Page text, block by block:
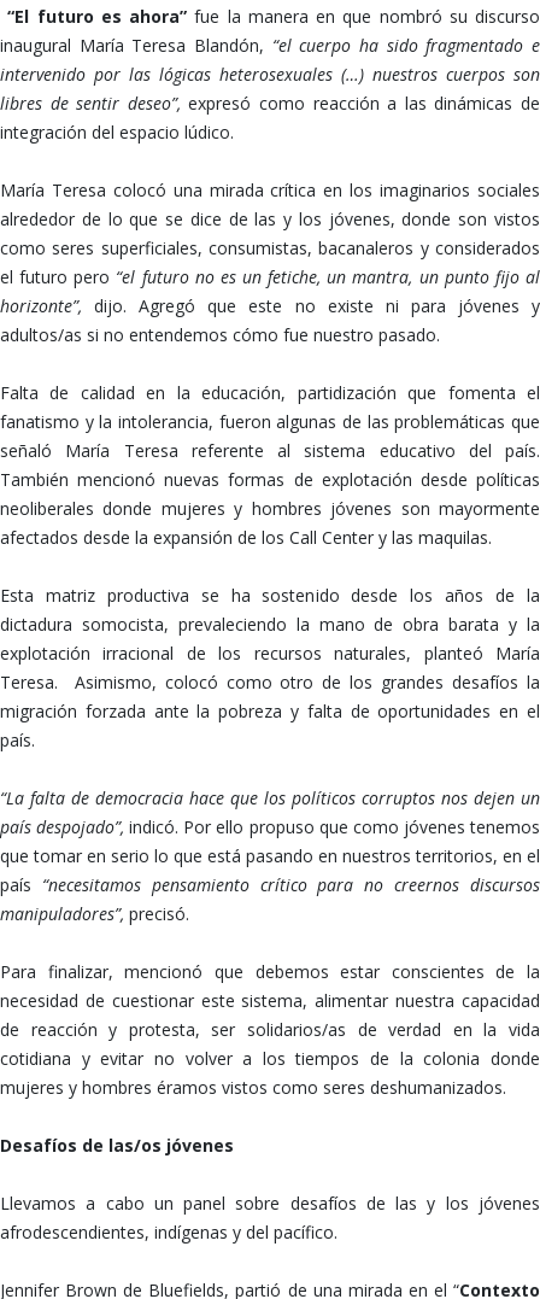
“El futuro es ahora” fue la manera en que nombró su discurso
inaugural María Teresa Blandón, “el cuerpo ha sido fragmentado e
intervenido por las lógicas heterosexuales (…) nuestros cuerpos son
libres de sentir deseo”, expresó como reacción a las dinámicas de
integración del espacio lúdico.
María Teresa colocó una mirada crítica en los imaginarios sociales
alrededor de lo que se dice de las y los jóvenes, donde son vistos
como seres superficiales, consumistas, bacanaleros y considerados
el futuro pero “el futuro no es un fetiche, un mantra, un punto fijo al
horizonte”,dijo. Agregó que este no existe ni para jóvenes y
adultos/as si no entendemos cómo fue nuestro pasado.
Falta de calidad en la educación, partidización que fomenta el
fanatismo y la intolerancia, fueron algunas de las problemáticas que
señaló María Teresa referente al sistema educativo del país.
También mencionó nuevas formas de explotación desde políticas
neoliberales donde mujeres y hombres jóvenes son mayormente
afectados desde la expansión de los Call Center y las maquilas.
Esta matriz productiva se ha sostenido desde los años de la
dictadura somocista, prevaleciendo la mano de obra barata y la
explotación irracional de los recursos naturales, planteó María
Teresa. Asimismo, colocó como otro de los grandes desafíos la
migración forzada ante la pobreza y falta de oportunidades en el
país.
“La falta de democracia hace que los políticos corruptos nos dejen un
país despojado”,indicó. Por ello propuso que como jóvenes tenemos
que tomar en serio lo que está pasando en nuestros territorios, en el
país “necesitamos pensamiento crítico para no creernos discursos
manipuladores”, precisó.
Para finalizar, mencionó que debemos estar conscientes de la
necesidad de cuestionar este sistema, alimentar nuestra capacidad
de reacción y protesta, ser solidarios/as de verdad en la vida
cotidiana y evitar no volver a los tiempos de la colonia donde
mujeres y hombres éramos vistos como seres deshumanizados.
Desafíos de las/os jóvenes
Llevamos a cabo un panel sobre desafíos de las y los jóvenes
afrodescendientes, indígenas y del pacífico.
Jennifer Brown de Bluefields, partió de una mirada en el “Contexto